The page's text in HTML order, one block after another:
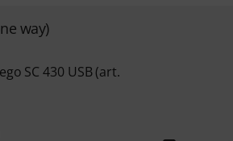
way)
SC 430 USB (art.